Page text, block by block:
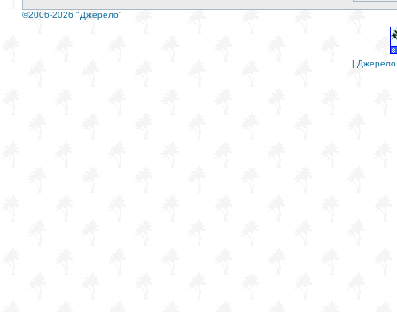
©2006-2026 "Джерело"
| Джерело